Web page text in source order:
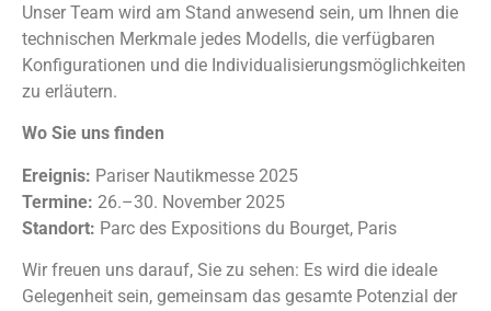
Unser Team wird am Stand anwesend sein, um Ihnen die
technischen Merkmale jedes Modells, die verfügbaren
Konfigurationen und die Individualisierungsmöglichkeiten
zu erläutern.
Wo Sie uns finden
Ereignis: Pariser Nautikmesse 2025
Termine: 26.–30. November 2025
Standort: Parc des Expositions du Bourget, Paris
Wir freuen uns darauf, Sie zu sehen: Es wird die ideale
Gelegenheit sein, gemeinsam das gesamte Potenzial der